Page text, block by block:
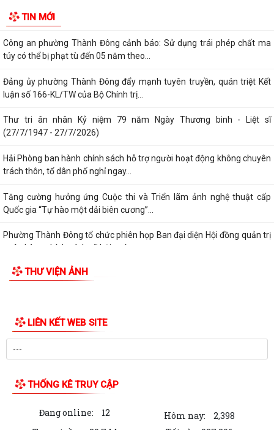
TIN MỚI
cứu, học tập, quán triệt và triển...
Công an phường Thành Đông cảnh báo: Sử dụng trái phép chất ma
túy có thể bị phạt tù đến 05 năm theo...
Đảng ủy phường Thành Đông đẩy mạnh tuyên truyền, quán triệt Kết
luận số 166-KL/TW của Bộ Chính trị...
Thư tri ân nhân Kỷ niệm 79 năm Ngày Thương binh - Liệt sĩ
(27/7/1947 - 27/7/2026)
Hải Phòng ban hành chính sách hỗ trợ người hoạt động không chuyên
trách thôn, tổ dân phố nghỉ ngay...
Tăng cường hưởng ứng Cuộc thi và Triển lãm ảnh nghệ thuật cấp
Quốc gia “Tự hào một dải biên cương”...
Phường Thành Đông tổ chức phiên họp Ban đại diện Hội đồng quản trị
ngân hàng chính sách xã hội quý...
Hơn 1.600 đoàn viên, người lao động trên địa bàn phường Thành Đông
hè năm 2026 cho đội ngũ giáo viên
Phường Thành Đông tri ân Người có công
nhân kỷ niệm 79 năm Ngày Thương...
Phường Thành Đông tri ân các gia đình chính sách nhân dịp 27/7
THƯ VIỆN ẢNH